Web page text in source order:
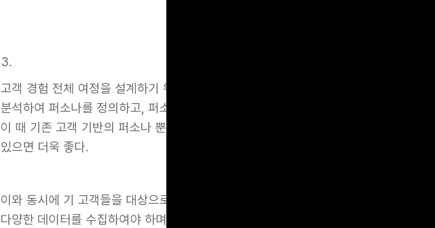
3.
고객 경험 전체 여정을 설계하기 위해서는 우선 고객 관점에서의 여정 특성을 파악해야
분석하여 퍼소나를 정의하고, 퍼소나 기반의 고객 여정 지도 분석을 통해 전체적인 경
이 때 기존 고객 기반의 퍼소나 뿐만 아니라 목표로 하는 고객그룹들도 함께 정의하여
있으면 더욱 좋다.
이와 동시에 기 고객들을 대상으로 자사의 제품이나 서비스를 어떤 경로로 접하고 구매
다양한 데이터를 수집하여야 하며, 각 접점에서의 고객의 반응, 경험 수준 등을 수집하